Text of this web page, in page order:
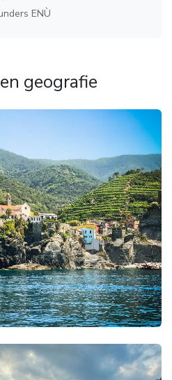
ENÙ
geografie